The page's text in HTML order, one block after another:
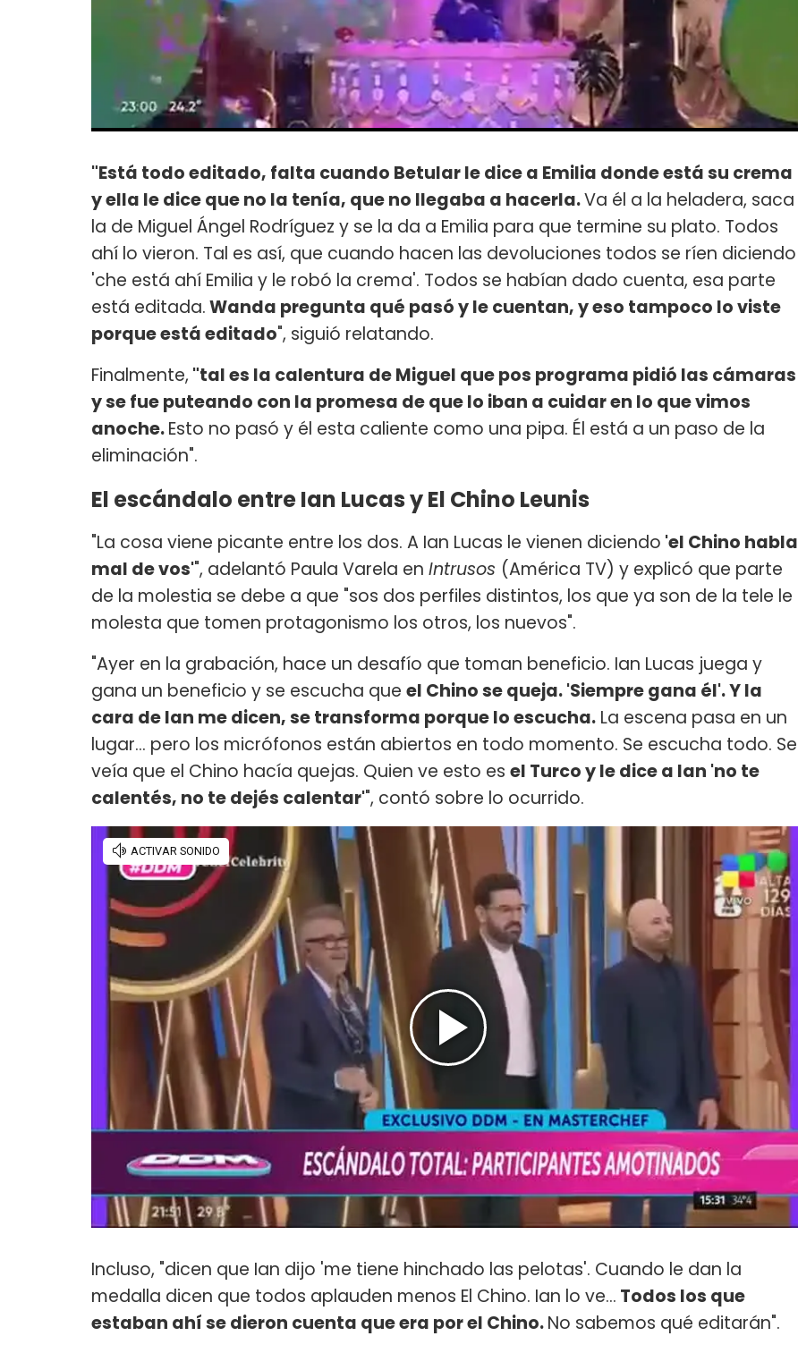
"Está todo editado, falta cuando Betular le dice a Emilia donde está su crema
y ella le dice que no la tenía, que no llegaba a hacerla.Va él a la heladera, saca
la de Miguel Ángel Rodríguez y se la da a Emilia para que termine su plato. Todos
ahí lo vieron. Tal es así, que cuando hacen las devoluciones todos se ríen diciendo
'che está ahí Emilia y le robó la crema'. Todos se habían dado cuenta, esa parte
está editada.Wanda pregunta qué pasó y le cuentan, y eso tampoco lo viste
porque está editado", siguió relatando.
Finalmente, "tal es la calentura de Miguel que pos programa pidió las cámaras
y se fue puteando con la promesa de que lo iban a cuidar en lo que vimos
anoche.Esto no pasó y él esta caliente como una pipa. Él está a un paso de la
eliminación".
El escándalo entre Ian Lucas y El Chino Leunis
"La cosa viene picante entre los dos. A Ian Lucas le vienen diciendo 'el Chino habla
mal de vos'", adelantó Paula Varela en Intrusos (América TV) y explicó que parte
de la molestia se debe a que "sos dos perfiles distintos, los que ya son de la tele le
molesta que tomen protagonismo los otros, los nuevos".
"Ayer en la grabación, hace un desafío que toman beneficio. Ian Lucas juega y
gana un beneficio y se escucha que el Chino se queja. 'Siempre gana él'. Y la
cara de Ian me dicen, se transforma porque lo escucha. La escena pasa en un
lugar... pero los micrófonos están abiertos en todo momento. Se escucha todo. Se
veía que el Chino hacía quejas. Quien ve esto es el Turco y le dice a Ian 'no te
calentés, no te dejés calentar'", contó sobre lo ocurrido.
Incluso, "dicen que Ian dijo 'me tiene hinchado las pelotas'. Cuando le dan la
medalla dicen que todos aplauden menos El Chino. Ian lo ve... Todos los que
estaban ahí se dieron cuenta que era por el Chino.No sabemos qué editarán".